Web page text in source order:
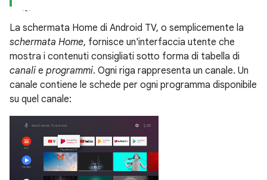
La schermata Home di Android TV, o semplicemente la
schermata Home, fornisce un'interfaccia utente che
mostra i contenuti consigliati sotto forma di tabella di
canali e programmi. Ogni riga rappresenta un canale. Un
canale contiene le schede per ogni programma disponibile
su quel canale: